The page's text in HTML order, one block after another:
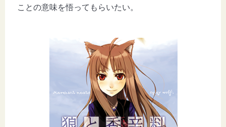
ことの意味を悟ってもらいたい。